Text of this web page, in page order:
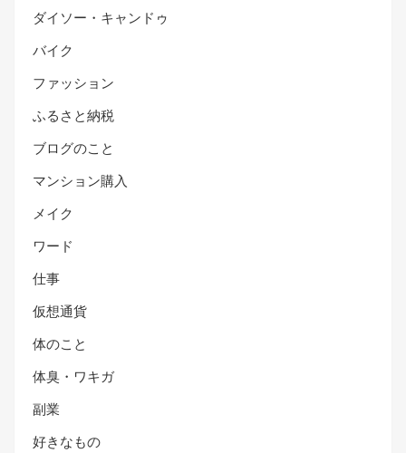
ダイソー・キャンドゥ
バイク
ファッション
ふるさと納税
ブログのこと
マンション購入
メイク
ワード
仕事
仮想通貨
体のこと
体臭・ワキガ
副業
好きなもの